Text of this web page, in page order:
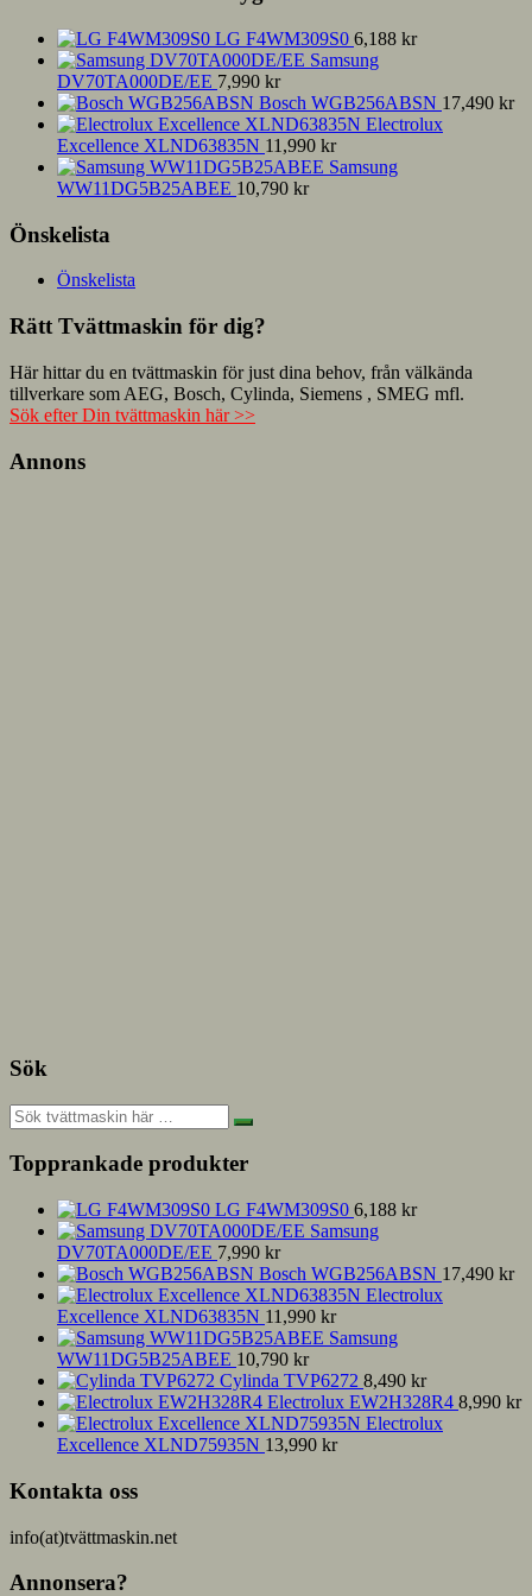
LG F4WM309S0 6,188 kr
Samsung
DV70TA000DE/EE 7,990 kr
Bosch WGB256ABSN 17,490 kr
Electrolux
Excellence XLND63835N 11,990 kr
Samsung
WW11DG5B25ABEE 10,790 kr
Önskelista
Önskelista
Rätt Tvättmaskin för dig?
Här hittar du en tvättmaskin för just dina behov, från välkända
tillverkare som AEG, Bosch, Cylinda, Siemens , SMEG mfl.
Sök efter Din tvättmaskin här >>
Annons
Sök
Topprankade produkter
LG F4WM309S0 6,188 kr
Samsung
DV70TA000DE/EE 7,990 kr
Bosch WGB256ABSN 17,490 kr
Electrolux
Excellence XLND63835N 11,990 kr
Samsung
WW11DG5B25ABEE 10,790 kr
Cylinda TVP6272 8,490 kr
Electrolux EW2H328R4 8,990 kr
Electrolux
Excellence XLND75935N 13,990 kr
Kontakta oss
info(at)tvättmaskin.net
Annonsera?